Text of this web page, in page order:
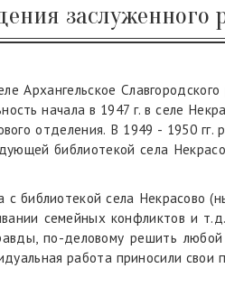
заслуженного
Архангельское
начала в 1947 г. в селе
отделения. В 1949 - 1950
библиотекой села
библиотекой села Некрасово
семейных конфликтов и
по-деловому решить
работа приносили свои